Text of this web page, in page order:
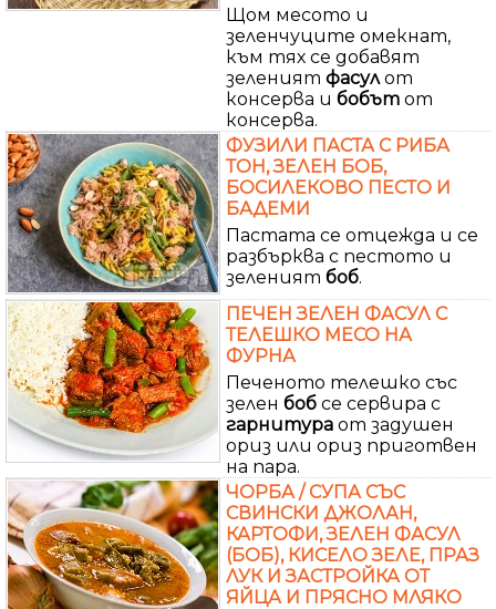
Щом месото и
зеленчуците омекнат,
към тях се добавят
зеленият фасулот
консерва и бобът от
консерва.
ФУЗИЛИ ПАСТА С РИБА
ТОН, ЗЕЛЕН БОБ,
БОСИЛЕКОВО ПЕСТО И
БАДЕМИ
Пастата се отцежда и се
разбърква с пестото и
зеленият боб.
ПЕЧЕН ЗЕЛЕН ФАСУЛ С
ТЕЛЕШКО МЕСО НА
ФУРНА
Печеното телешко със
зелен боб се сервира с
гарнитура от задушен
ориз или ориз приготвен
на пара.
ЧОРБА / СУПА СЪС
СВИНСКИ ДЖОЛАН,
КАРТОФИ, ЗЕЛЕН ФАСУЛ
(БОБ), КИСЕЛО ЗЕЛЕ, ПРАЗ
ЛУК И ЗАСТРОЙКА ОТ
ЯЙЦА И ПРЯСНО МЛЯКО